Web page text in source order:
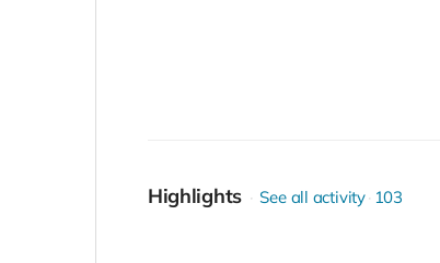
Highlights See all activity 103